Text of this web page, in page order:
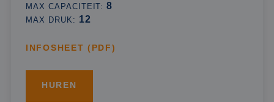
MAX CAPACITEIT:8
MAX DRUK: 12
INFOSHEET (PDF)
HUREN